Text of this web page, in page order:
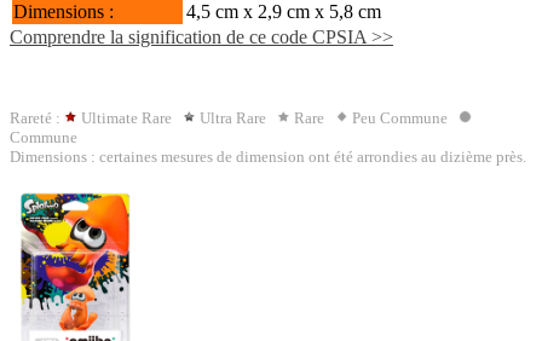
Dimensions :
4,5 cm x 2,9 cm x 5,8 cm
Comprendre la signification de ce code CPSIA >>
Rareté : Ultimate Rare Ultra Rare Rare
Peu Commune
Commune
Dimensions : certaines mesures de dimension ont été arrondies au dizième près.